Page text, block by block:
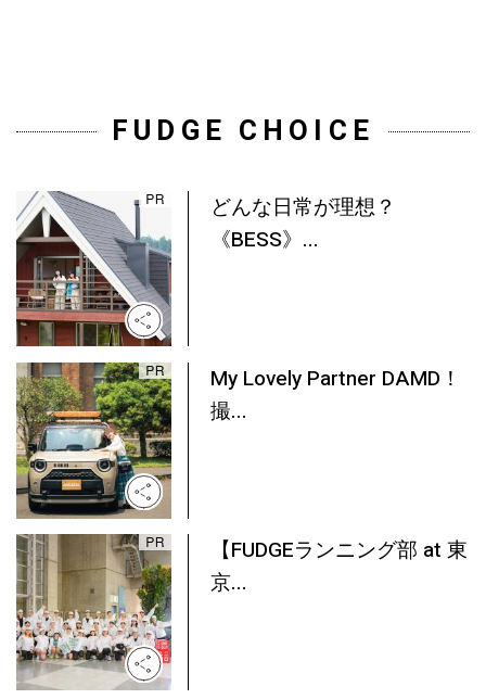
FUDGE CHOICE
どんな日常が理想？
《BESS》...
My Lovely Partner DAMD！
撮...
【FUDGEランニング部 at 東
京...